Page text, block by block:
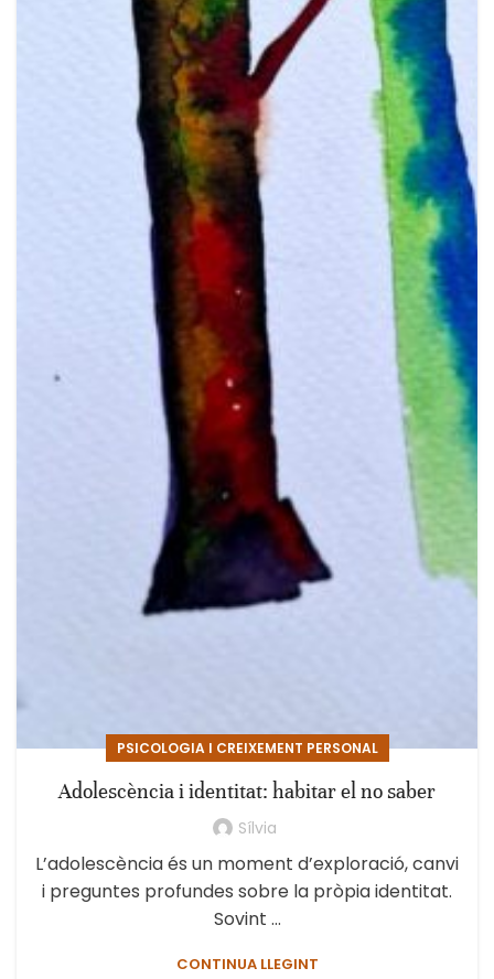
PSICOLOGIA I CREIXEMENT PERSONAL
Adolescència i identitat: habitar el no saber
Sílvia
L’adolescència és un moment d’exploració, canvi
i preguntes profundes sobre la pròpia identitat.
Sovint ...
CONTINUA LLEGINT